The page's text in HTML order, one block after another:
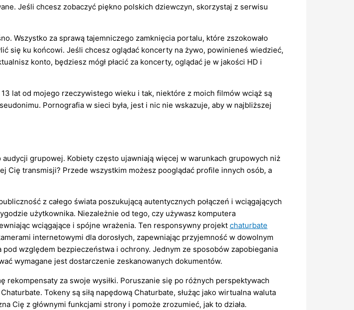
Jeśli chcesz zobaczyć piękno polskich dziewczyn, skorzystaj z serwisu
Wszystko za sprawą tajemniczego zamknięcia portalu, które zszokowało
się ku końcowi. Jeśli chcesz oglądać koncerty na żywo, powinieneś wiedzieć,
konto, będziesz mógł płacić za koncerty, oglądać je w jakości HD i
lat od mojego rzeczywistego wieku i tak, niektóre z moich filmów wciąż są
Pornografia w sieci była, jest i nic nie wskazuje, aby w najbliższej
grupowej. Kobiety często ujawniają więcej w warunkach grupowych niż
Cię transmisji? Przede wszystkim możesz pooglądać profile innych osób, a
z całego świata poszukującą autentycznych połączeń i wciągających
użytkownika. Niezależnie od tego, czy używasz komputera
wciągające i spójne wrażenia. Ten responsywny projekt chaturbate
internetowymi dla dorosłych, zapewniając przyjemność w dowolnym
względem bezpieczeństwa i ochrony. Jednym ze sposobów zapobiegania
wymagane jest dostarczenie zeskanowanych dokumentów.
za swoje wysiłki. Poruszanie się po różnych perspektywach
Tokeny są siłą napędową Chaturbate, służąc jako wirtualna waluta
Cię z głównymi funkcjami strony i pomoże zrozumieć, jak to działa.